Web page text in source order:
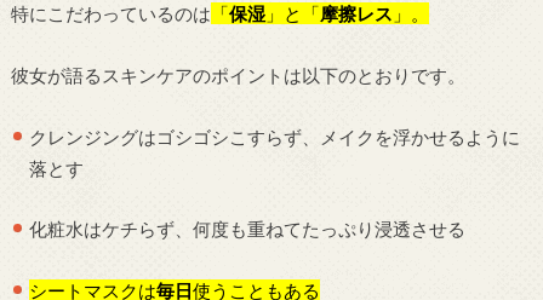
特にこだわっているのは 「保湿」と「摩擦レス 」。
彼女が語るスキンケアのポイントは以下のとおりです。
クレンジングはゴシゴシこすらず、メイクを浮かせるように
落とす
化粧水はケチらず、何度も重ねてたっぷり浸透させる
シートマスクは毎日使うこともある